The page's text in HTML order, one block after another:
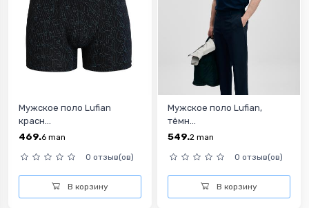
Мужское поло Lufian
красн...
469.6 man
0 отзыв(ов)
В корзину
Мужское поло Lufian,
тёмн...
549.2 man
0 отзыв(ов)
В корзину